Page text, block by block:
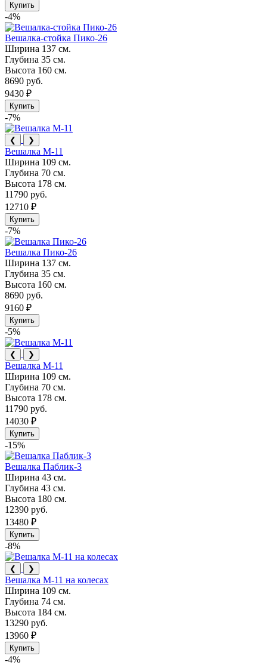
Купить
-4%
Вешалка-стойка Пико-26
Ширина 137 см.
Глубина 35 см.
Высота 160 см.
8690 руб.
9430 ₽
Купить
-7%
❮ ❯
Вешалка М-11
Ширина 109 см.
Глубина 70 см.
Высота 178 см.
11790 руб.
12710 ₽
Купить
-7%
Вешалка Пико-26
Ширина 137 см.
Глубина 35 см.
Высота 160 см.
8690 руб.
9160 ₽
Купить
-5%
❮ ❯
Вешалка М-11
Ширина 109 см.
Глубина 70 см.
Высота 178 см.
11790 руб.
14030 ₽
Купить
-15%
Вешалка Паблик-3
Ширина 43 см.
Глубина 43 см.
Высота 180 см.
12390 руб.
13480 ₽
Купить
-8%
❮ ❯
Вешалка М-11 на колесах
Ширина 109 см.
Глубина 74 см.
Высота 184 см.
13290 руб.
13960 ₽
Купить
-4%